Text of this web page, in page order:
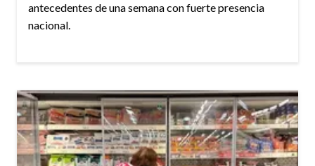
antecedentes de una semana con fuerte presencia
nacional.